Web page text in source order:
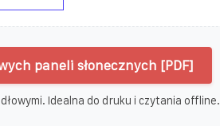
paneli słonecznych [PDF]
Idealna do druku i czytania offline.